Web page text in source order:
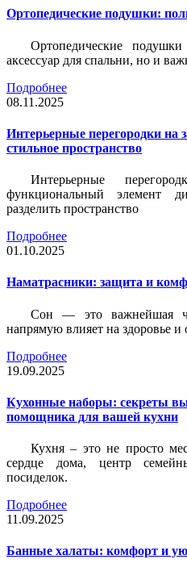
Ортопедические подушки:
Ортопедические
аксессуар для спальни, но и
Подробнее
08.11.2025
Интерьерные перегородки на
стильное пространство
Интерьерные
функциональный элемент
разделить пространство
Подробнее
01.10.2025
Наматрасники: защита и
Сон — это важнейшая
напрямую влияет на здоровье и
Подробнее
19.09.2025
Кухонные наборы: секреты
помощника для вашей кухни
Кухня – это не просто
сердце дома, центр
посиделок.
Подробнее
11.09.2025
Банные халаты: комфорт и